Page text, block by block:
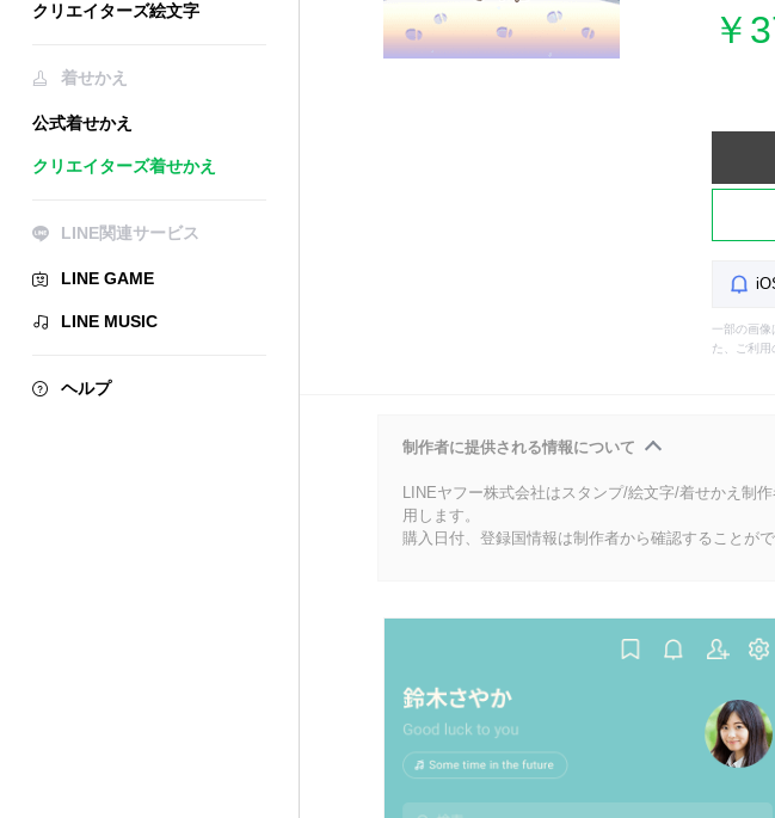
クリエイターズ絵文字
着せかえ
公式着せかえ
クリエイターズ着せかえ
LINE関連サービス
LINE GAME
LINE MUSIC
ヘルプ
￥
一部の画像
た、ご利用
制作者に提供される情報について
LINEヤフー株式会社はスタンプ/絵文字/着せかえ制
用します。
購入日付、登録国情報は制作者から確認することが